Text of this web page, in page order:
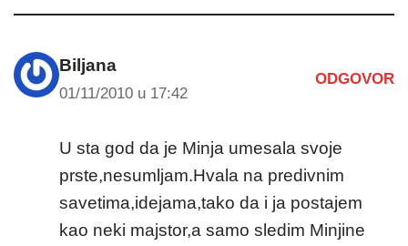
Biljana
01/11/2010 u 17:42
ODGOVOR
U sta god da je Minja umesala svoje
prste,nesumljam.Hvala na predivnim
savetima,idejama,tako da i ja postajem
kao neki majstor,a samo sledim Minjine